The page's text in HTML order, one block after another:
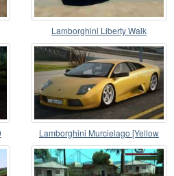
Lamborghini Liberty Walk
Lamborghini Murcielago [Yellow
Version]